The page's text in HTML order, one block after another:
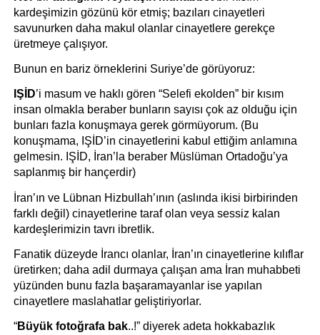
kardeşimizin gözünü kör etmiş; bazıları cinayetleri
savunurken daha makul olanlar cinayetlere gerekçe
üretmeye çalışıyor.
Bunun en bariz örneklerini Suriye’de görüyoruz:
IŞİD’i masum ve haklı gören “Selefi ekolden” bir kısım
insan olmakla beraber bunların sayısı çok az olduğu için
bunları fazla konuşmaya gerek görmüyorum. (Bu
konuşmama, IŞİD’in cinayetlerini kabul ettiğim anlamına
gelmesin. IŞİD, İran’la beraber Müslüman Ortadoğu’ya
saplanmış bir hançerdir)
İran’ın ve Lübnan Hizbullah’ının (aslında ikisi birbirinden
farklı değil) cinayetlerine taraf olan veya sessiz kalan
kardeşlerimizin tavrı ibretlik.
Fanatik düzeyde İrancı olanlar, İran’ın cinayetlerine kılıflar
üretirken; daha adil durmaya çalışan ama İran muhabbeti
yüzünden bunu fazla başaramayanlar ise yapılan
cinayetlere maslahatlar geliştiriyorlar.
“Büyük fotoğrafa bak..!” diyerek adeta hokkabazlık